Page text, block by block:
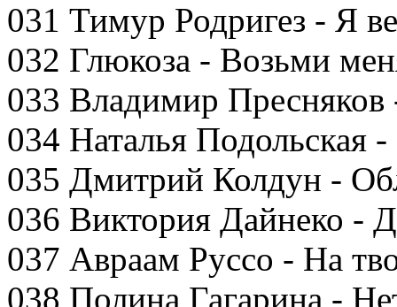
031 Тимур Родригез - Я
032 Глюкоза - Возьми
033 Владимир
034 Наталья Подольская
035 Дмитрий Колдун -
036 Виктория Дайнеко -
037 Авраам Руссо - На
038 Полина Гагарина -